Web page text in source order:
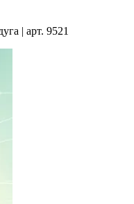
| арт. 9521